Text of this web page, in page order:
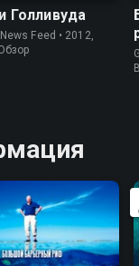
Голливуда
Feed • 2012,